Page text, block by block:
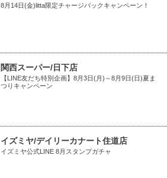
8月14日(金)litta限定チャージバックキャンペーン！
関西スーパー/日下店
【LINE友だち特別企画】8月3日(月)～8月9日(日)夏ま
つりキャンペーン
イズミヤ/デイリーカナート住道店
イズミヤ公式LINE 8月スタンプガチャ